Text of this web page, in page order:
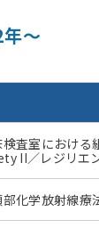
～
査室における
II／レジリエ
部化学放射線療